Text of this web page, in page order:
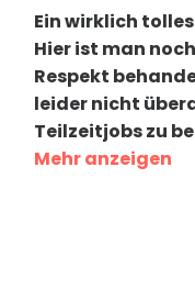
Ein wirklich
Hier ist man
Respekt
leider nicht
Teilzeitjobs zu
Mehr anzeigen